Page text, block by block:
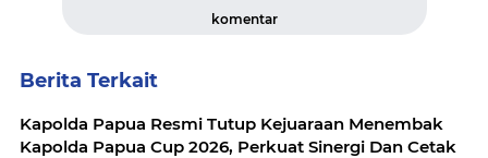
komentar
Berita Terkait
Kapolda Papua Resmi Tutup Kejuaraan Menembak
Kapolda Papua Cup 2026, Perkuat Sinergi Dan Cetak